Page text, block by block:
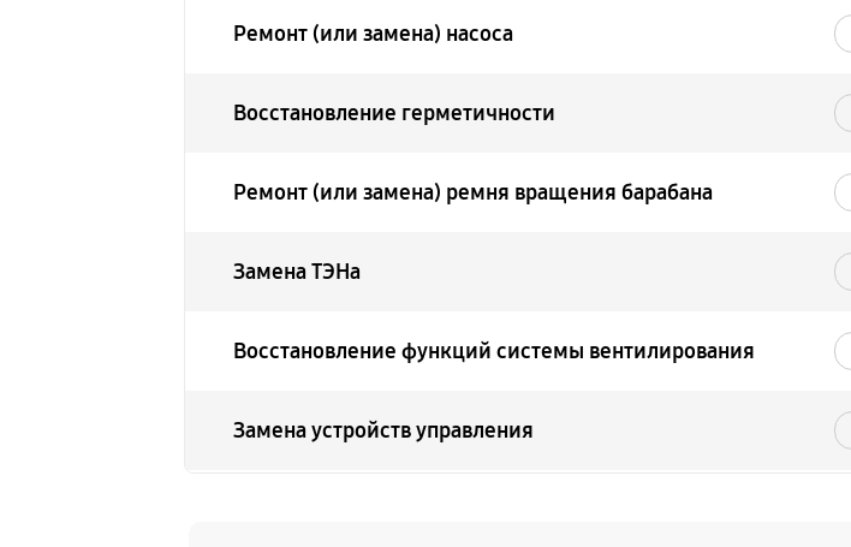
Ремонт (или замена) насоса
Восстановление герметичности
Ремонт (или замена) ремня вращения барабана
Замена ТЭНа
Восстановление функций системы вентилирования
Замена устройств управления